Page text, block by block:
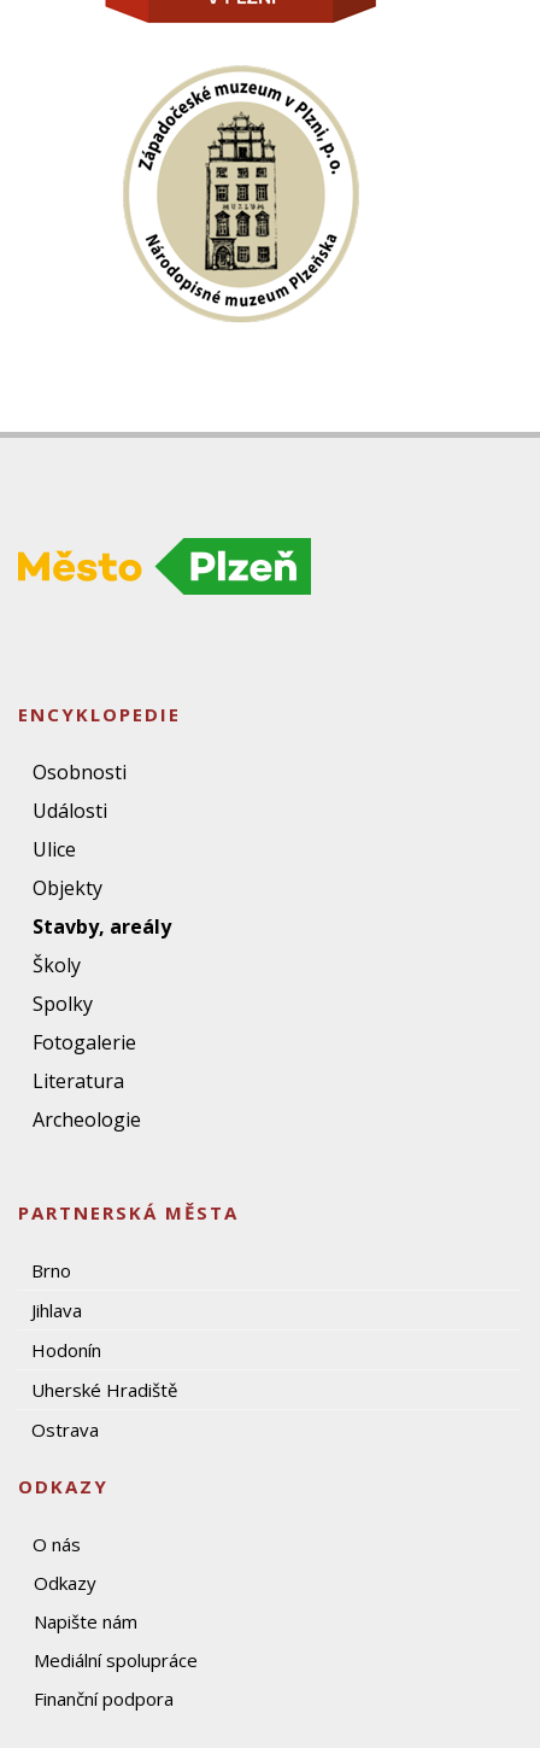
ENCYKLOPEDIE
Osobnosti
Události
Ulice
Objekty
Stavby, areály
Školy
Spolky
Fotogalerie
Literatura
Archeologie
PARTNERSKÁ MĚSTA
Brno
Jihlava
Hodonín
Uherské Hradiště
Ostrava
ODKAZY
O nás
Odkazy
Napište nám
Mediální spolupráce
Finanční podpora